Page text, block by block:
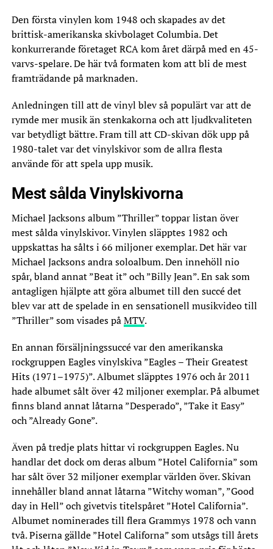
Den första vinylen kom 1948 och skapades av det
brittisk-amerikanska skivbolaget Columbia. Det
konkurrerande företaget RCA kom året därpå med en 45-
varvs-spelare. De här två formaten kom att bli de mest
framträdande på marknaden.
Anledningen till att de vinyl blev så populärt var att de
rymde mer musik än stenkakorna och att ljudkvaliteten
var betydligt bättre. Fram till att CD-skivan dök upp på
1980-talet var det vinylskivor som de allra flesta
använde för att spela upp musik.
Mest sålda Vinylskivorna
Michael Jacksons album ”Thriller” toppar listan över
mest sålda vinylskivor. Vinylen släpptes 1982 och
uppskattas ha sålts i 66 miljoner exemplar. Det här var
Michael Jacksons andra soloalbum. Den innehöll nio
spår, bland annat ”Beat it” och ”Billy Jean”. En sak som
antagligen hjälpte att göra albumet till den succé det
blev var att de spelade in en sensationell musikvideo till
”Thriller” som visades påMTV.
En annan försäljningssuccé var den amerikanska
rockgruppen Eagles vinylskiva ”Eagles – Their Greatest
Hits (1971–1975)”. Albumet släpptes 1976 och år 2011
hade albumet sålt över 42 miljoner exemplar. På albumet
finns bland annat låtarna ”Desperado”, ”Take it Easy”
och ”Already Gone”.
Även på tredje plats hittar vi rockgruppen Eagles. Nu
handlar det dock om deras album ”Hotel California” som
har sålt över 32 miljoner exemplar världen över. Skivan
innehåller bland annat låtarna ”Witchy woman”, ”Good
day in Hell” och givetvis titelspåret ”Hotel California”.
Albumet nominerades till flera Grammys 1978 och vann
två. Piserna gällde ”Hotel Californa” som utsågs till årets